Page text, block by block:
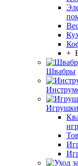
+
Швабры
Игрушки